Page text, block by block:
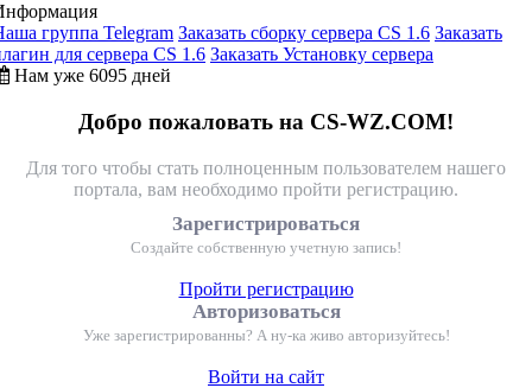
группа Telegram Заказать сборку сервера CS 1.6 Заказать
для сервера CS 1.6 Заказать Установку сервера
Нам уже 6095 дней
Добро пожаловать на CS-WZ.COM!
Для того чтобы стать полноценным пользователем нашего
портала, вам необходимо пройти регистрацию.
Зарегистрироваться
Создайте собственную учетную запись!
Пройти регистрацию
Авторизоваться
Уже зарегистрированны? А ну-ка живо авторизуйтесь!
Войти на сайт